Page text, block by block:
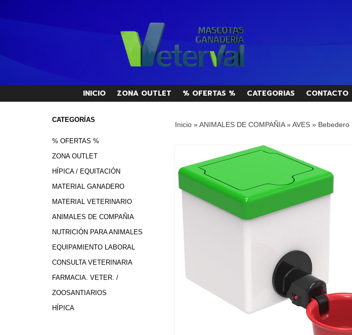
INICIO ZONA OUTLET % OFERTAS % CATEGORIAS CONTACTO
CATEGORÍAS
% OFERTAS %
ZONA OUTLET
HÍPICA / EQUITACIÓN
MATERIAL GANADERO
MATERIAL VETERINARIO
ANIMALES DE COMPAÑIA
NUTRICIÓN PARA ANIMALES
EQUIPAMIENTO LABORAL
CONSULTA VETERINARIA
FARMACIA. VETER. /
ZOOSANTIARIOS
HÍPICA
Inicio»ANIMALES DE COMPAÑIA»AVES» Bebedero